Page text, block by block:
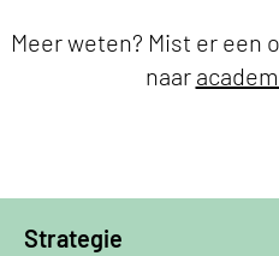
Meer weten? Mist er een
naar
Het nieuwste aanbod
Strategie